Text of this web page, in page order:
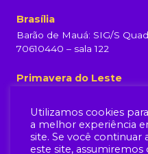
Brasília
Barão de Mauá: SIG/S
70610440 – sala 122
Primavera do Leste
Rua Rondonópolis, 231,
(65) 99960-6839
Utilizamos cookies
a melhor experiência
site. Se você continuar
este site, assumiremos